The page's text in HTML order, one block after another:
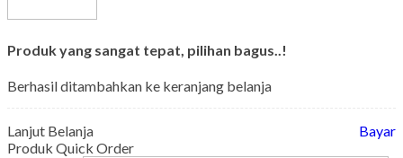
Produk yang sangat tepat, pilihan bagus..!
Berhasil ditambahkan ke keranjang belanja
Lanjut Belanja
Bayar
Produk Quick Order